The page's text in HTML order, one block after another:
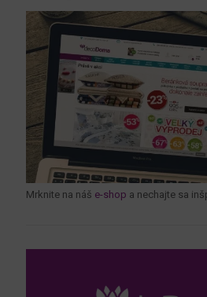
Mrknite na náš e-shop a nechajte sa